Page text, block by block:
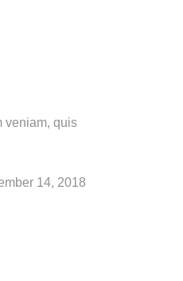
veniam, quis
14, 2018